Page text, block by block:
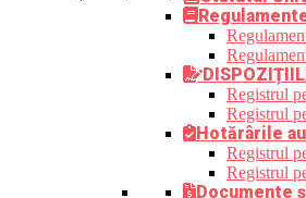
Registrul
Registrul
Hotărârile
Registrul
Registrul
Documente